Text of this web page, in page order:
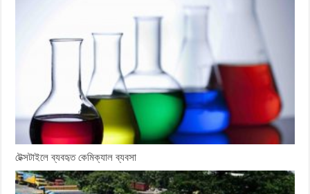
টেক্সটাইলে ব্যবহৃত কেমিক্যাল ব্যবসা